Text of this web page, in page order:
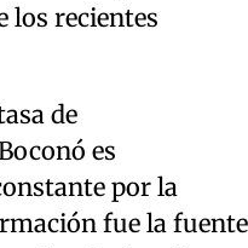
los recientes
de
es
por la
fue la fuente